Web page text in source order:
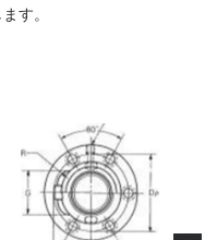
す。